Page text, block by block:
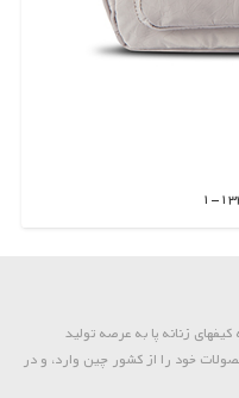
در زمینه کیفهای زنانه پا به عرصه تولید
اولیه محصولات خود را از کشور چین وارد، و در